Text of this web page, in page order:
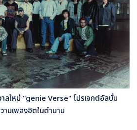
ลใหม่ "genie Verse" โปรเจกต์อัลบั้ม
มเพลงฮิตในตำนาน